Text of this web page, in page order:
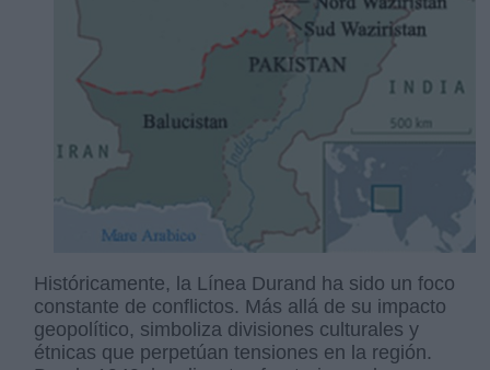
Históricamente, la Línea Durand ha sido un foco
constante de conflictos. Más allá de su impacto
geopolítico, simboliza divisiones culturales y
étnicas que perpetúan tensiones en la región.